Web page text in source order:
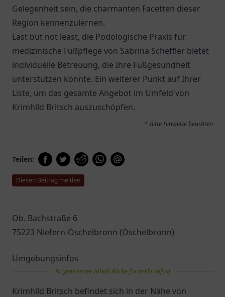
Gelegenheit sein, die charmanten Facetten dieser
Region kennenzulernen.
Last but not least, die Podologische Praxis für
medizinische Fußpflege von Sabrina Scheffler bietet
individuelle Betreuung, die Ihre Fußgesundheit
unterstützen könnte. Ein weiterer Punkt auf Ihrer
Liste, um das gesamte Angebot im Umfeld von
Krimhild Britsch auszuschöpfen.
* Bitte Hinweise beachten
Teilen:
Diesen Beitrag melden
Ob. Bachstraße 6
75223 Niefern-Öschelbronn (Öschelbronn)
Umgebungsinfos
KI generierter Inhalt (klicke für mehr Infos)
Krimhild Britsch befindet sich in der Nähe von